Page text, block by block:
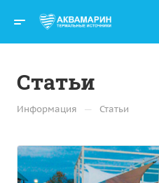
Статьи
Информация — Статьи